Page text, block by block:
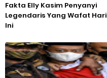
Fakta Elly Kasim Penyanyi
Legendaris Yang Wafat Hari
Ini